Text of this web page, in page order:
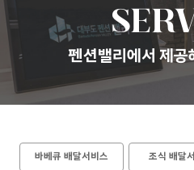
펜션밸리에서 제공
바베큐 배달서비스 조식 배달